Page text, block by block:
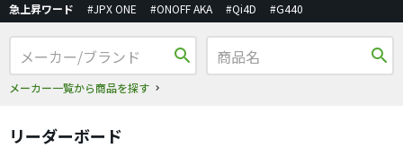
急上昇ワード #JPX ONE #ONOFF AKA #Qi4D #G440
search
メーカー一覧から商品を探す
search
リーダーボード